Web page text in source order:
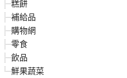
糕餅
補給品
購物網
零食
飲品
鮮果蔬菜